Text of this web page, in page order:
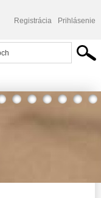
Registrácia Prihlásenie